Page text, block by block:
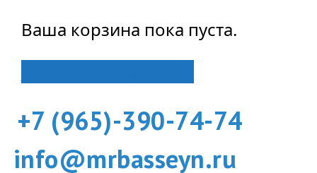
Ваша корзина пока пуста.
+7 (965)-390-74-74
info@mrbasseyn.ru